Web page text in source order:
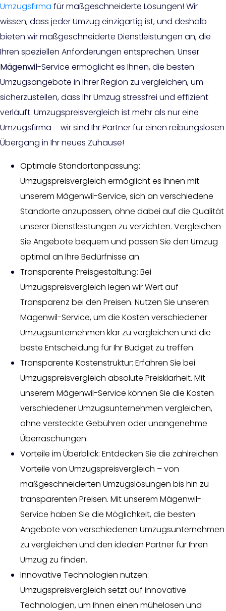
Umzugsfirma für maßgeschneiderte Lösungen! Wir
wissen, dass jeder Umzug einzigartig ist, und deshalb
bieten wir maßgeschneiderte Dienstleistungen an, die
Ihren speziellen Anforderungen entsprechen. Unser
Mägenwil-Service ermöglicht es Ihnen, die besten
Umzugsangebote in Ihrer Region zu vergleichen, um
sicherzustellen, dass Ihr Umzug stressfrei und effizient
verläuft. Umzugspreisvergleich ist mehr als nur eine
Umzugsfirma – wir sind Ihr Partner für einen reibungslosen
Übergang in Ihr neues Zuhause!
Optimale Standortanpassung:
Umzugspreisvergleich ermöglicht es Ihnen mit
unserem Mägenwil-Service, sich an verschiedene
Standorte anzupassen, ohne dabei auf die Qualität
unserer Dienstleistungen zu verzichten. Vergleichen
Sie Angebote bequem und passen Sie den Umzug
optimal an Ihre Bedürfnisse an.
Transparente Preisgestaltung: Bei
Umzugspreisvergleich legen wir Wert auf
Transparenz bei den Preisen. Nutzen Sie unseren
Mägenwil-Service, um die Kosten verschiedener
Umzugsunternehmen klar zu vergleichen und die
beste Entscheidung für Ihr Budget zu treffen.
Transparente Kostenstruktur: Erfahren Sie bei
Umzugspreisvergleich absolute Preisklarheit. Mit
unserem Mägenwil-Service können Sie die Kosten
verschiedener Umzugsunternehmen vergleichen,
ohne versteckte Gebühren oder unangenehme
Überraschungen.
Vorteile im Überblick: Entdecken Sie die zahlreichen
Vorteile von Umzugspreisvergleich – von
maßgeschneiderten Umzugslösungen bis hin zu
transparenten Preisen. Mit unserem Mägenwil-
Service haben Sie die Möglichkeit, die besten
Angebote von verschiedenen Umzugsunternehmen
zu vergleichen und den idealen Partner für Ihren
Umzug zu finden.
Innovative Technologien nutzen:
Umzugspreisvergleich setzt auf innovative
Technologien, um Ihnen einen mühelosen und